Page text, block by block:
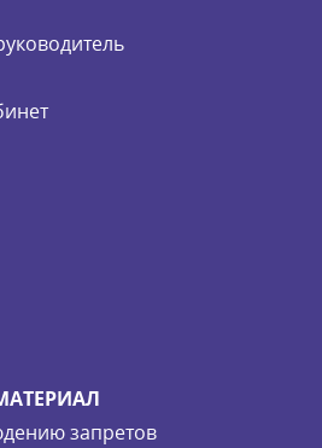
запретов